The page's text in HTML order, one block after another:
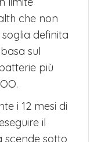
che non
definita
sul
più
i 12 mesi di
il
scende sotto